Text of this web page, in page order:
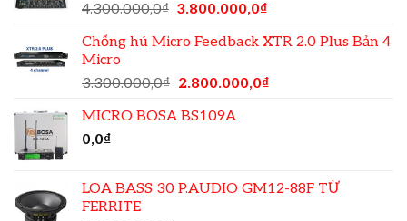
ĐỐI
DÀN
THANH.
4.300.000,0₫ 3.800.000,0₫
Chống hú Micro Feedback XTR 2.0 Plus Bản 4
Micro
3.300.000,0₫ 2.800.000,0₫
MICRO BOSA BS109A
0,0₫
LOA BASS 30 P.AUDIO GM12-88F TỪ
FERRITE